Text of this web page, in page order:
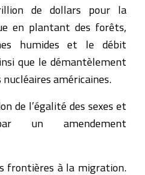
de dollars pour la
en plantant des forêts,
humides et le débit
que le démantèlement
américaines.
de l’égalité des sexes et
un amendement
frontières à la migration.